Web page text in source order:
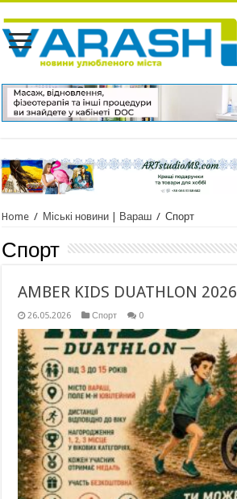
Home / Міські новини | Вараш / Спорт
Спорт
AMBER KIDS DUATHLON 2026
26.05.2026 Спорт 0